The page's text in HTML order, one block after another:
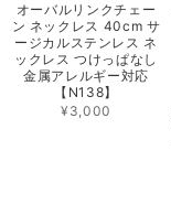
オーバルリンクチェー
ン ネックレス 40cm サ
ージカルステンレス ネ
ックレス つけっぱなし
金属アレルギー対応
【N138】
¥3,000